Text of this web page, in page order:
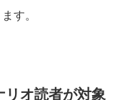
す。
リオ読者が対象